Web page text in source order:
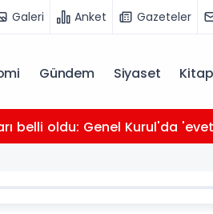
Galeri Anket Gazeteler
Gündem Siyaset Kitap
belli oldu: Genel Kurul'da